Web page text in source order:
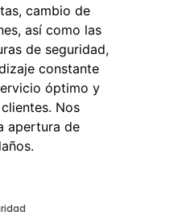
cambio de
así como las
de seguridad,
constante
óptimo y
Nos
apertura de